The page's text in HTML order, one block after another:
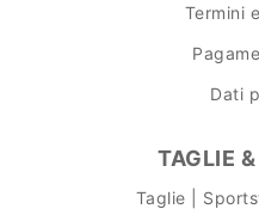
Termini
Dati
TAGLIE
Taglie |